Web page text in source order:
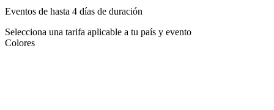
Eventos de hasta 4 días de duración
Selecciona una tarifa aplicable a tu país y evento
Colores